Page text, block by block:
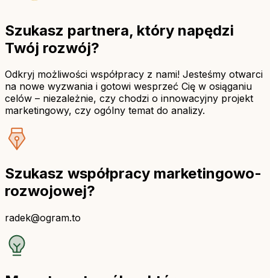
Szukasz partnera, który napędzi
Twój rozwój?
Odkryj możliwości współpracy z nami! Jesteśmy otwarci
na nowe wyzwania i gotowi wesprzeć Cię w osiąganiu
celów – niezależnie, czy chodzi o innowacyjny projekt
marketingowy, czy ogólny temat do analizy.
Szukasz współpracy marketingowo-
rozwojowej?
radek@ogram.to